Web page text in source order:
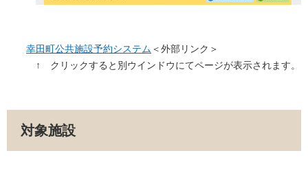
幸田町公共施設予約システム ＜外部リンク＞
↑ クリックすると別ウインドウにてページが表示されます。
対象施設